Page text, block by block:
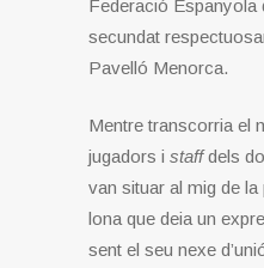
Federació Espanyola
secundat
Pavelló Menorca.
Mentre transcorria el
jugadors i staffdels
van situar al mig de la
lona que deia un
sent el seu nexe